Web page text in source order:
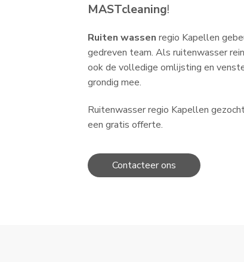
MASTcleaning!
Ruiten wassen regio Kapellen
gedreven team. Als ruitenwasser
ook de volledige omlijsting en
grondig mee.
Ruitenwasser regio Kapellen
een gratis offerte.
Contacteer ons